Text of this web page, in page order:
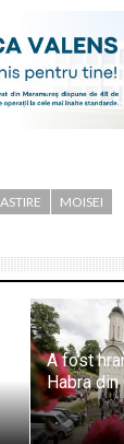
MOISEI
A fost
Habra din